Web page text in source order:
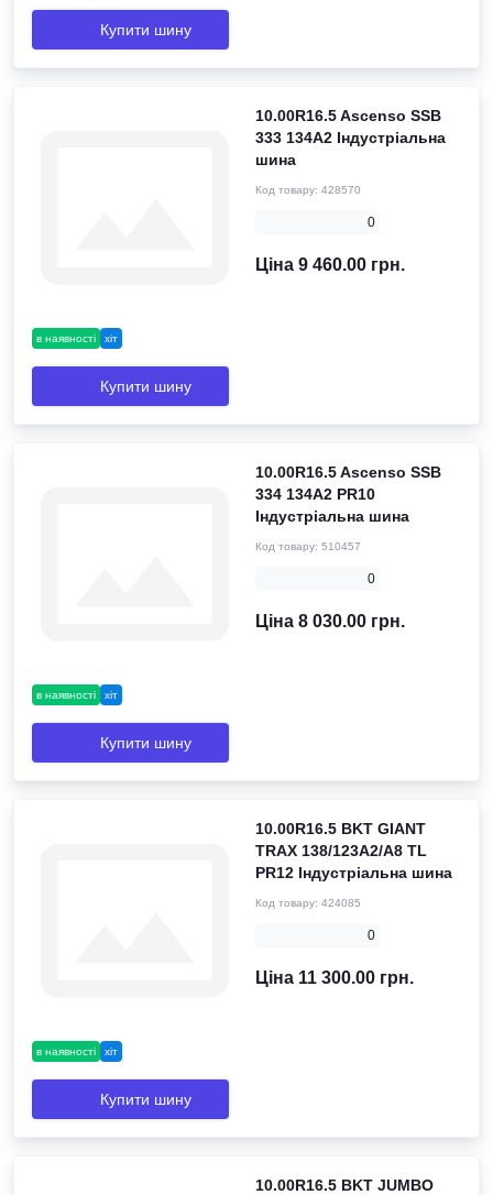
Купити шину
в наявності хіт
10.00R16.5 Ascenso SSB
333 134A2 Індустріальна
шина
Код товару: 428570
0
Ціна 9 460.00 грн.
Купити шину
в наявності хіт
10.00R16.5 Ascenso SSB
334 134A2 PR10
Індустріальна шина
Код товару: 510457
0
Ціна 8 030.00 грн.
Купити шину
в наявності хіт
10.00R16.5 BKT GIANT
TRAX 138/123A2/A8 TL
PR12 Індустріальна шина
Код товару: 424085
0
Ціна 11 300.00 грн.
Купити шину
10.00R16.5 BKT JUMBO